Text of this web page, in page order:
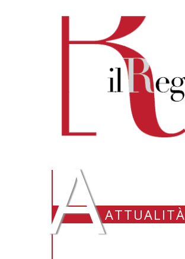
AATTUALITÀ